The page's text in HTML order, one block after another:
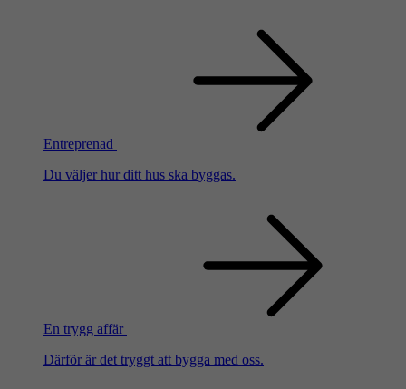
Entreprenad
Du väljer hur ditt hus ska byggas.
En trygg affär
Därför är det tryggt att bygga med oss.